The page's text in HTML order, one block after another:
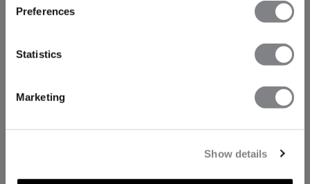
Preferences
Statistics
Marketing
Show details